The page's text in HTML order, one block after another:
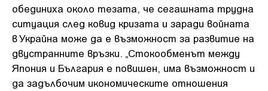
обединиха около тезата, че сегашната трудна
ситуация след ковид кризата и заради войната
в Украйна може да е възможност за развитие на
двустранните връзки. „Стокообменът между
Япония и България е повишен, има възможност и
да задълбочим икономическите отношения